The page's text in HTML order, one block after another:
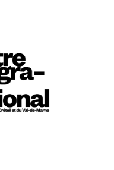
nécessaire et
ouvert aux
avancé) ou en voie